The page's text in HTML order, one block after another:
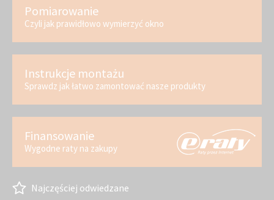
Pomiarowanie
Czyli jak prawidłowo wymierzyć okno
Instrukcje montażu
Sprawdz jak łatwo zamontować nasze produkty
Finansowanie
Wygodne raty na zakupy
Najczęściej odwiedzane